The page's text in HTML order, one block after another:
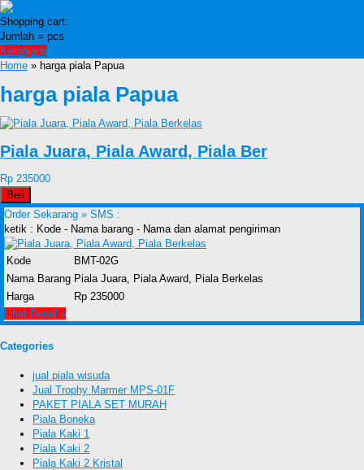
Shopping cart:
Jumlah = pcs
Keranjang
Home » harga piala Papua
harga piala Papua
Piala Juara, Piala Award, Piala Ber
Rp 235000
Beli
Order Sekarang » SMS :
ketik : Kode - Nama barang - Nama dan alamat pengiriman
Kode
BMT-02G
Nama Barang Piala Juara, Piala Award, Piala Berkelas
Harga
Rp 235000
Lihat Detail »
Categories
jual piala wisuda
Jual Trophy Marmer MPS-01F
PAKET PIALA SET MURAH
Piala Boneka
Piala Kaki 1
Piala Kaki 2
Piala Kaki 2 Kristal